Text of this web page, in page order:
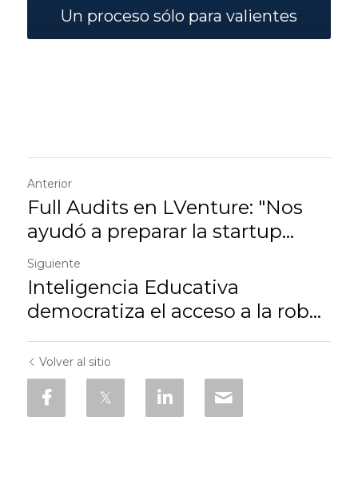
Un proceso sólo para valientes
Anterior
Full Audits en LVenture: "Nos
ayudó a preparar la startup...
Siguiente
Inteligencia Educativa
democratiza el acceso a la rob...
Volver al sitio